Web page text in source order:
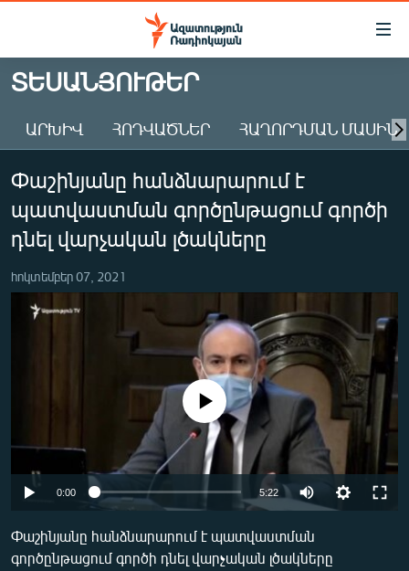
Մատչելիության
Անցնել
հիմնական
Անցնել
հիմնական
մենյուին
ԱԶԱՏՈՒԹՅՈՒՆ TV
ՀԱՅԱՍՏԱՆ
ԸՆՏՐՈՒԹՅՈՒՆՆԵՐ 2026
ԻՐԱՎՈՒՆՔ
ՏՆՏԵՍՈՒԹՅՈՒՆ
ՂԱՐԱԲԱՂ
ՊԱՏԵՐԱԶՄԻ 6 ՇԱԲԱԹՆԵՐԸ
ՄՇԱԿՈՒՅԹ
ՍՊՈՐՏ
ՏՏ ԵՒ ԻՆՏԵՐՆԵՏ
ՏԵՍԱՆՅՈՒԹԵՐ
ԱՐԽԻՎ ՀՈԴՎԱԾՆԵՐ ՀԱՂՈՐԴՄԱՆ ՄԱՍԻՆ
Փաշինյանը հանձնարարում է
պատվաստման գործընթացում գործի
դնել վարչական լծակները
հոկտեմբեր 07, 2021
No media source currently available
0:00 5:22
Փաշինյանը հանձնարարում է պատվաստման
գործընթացում գործի դնել վարչական լծակները